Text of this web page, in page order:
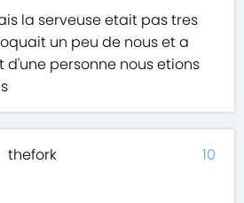
la serveuse etait pas tres
un peu de nous et a
d'une personne nous etions
thefork 10